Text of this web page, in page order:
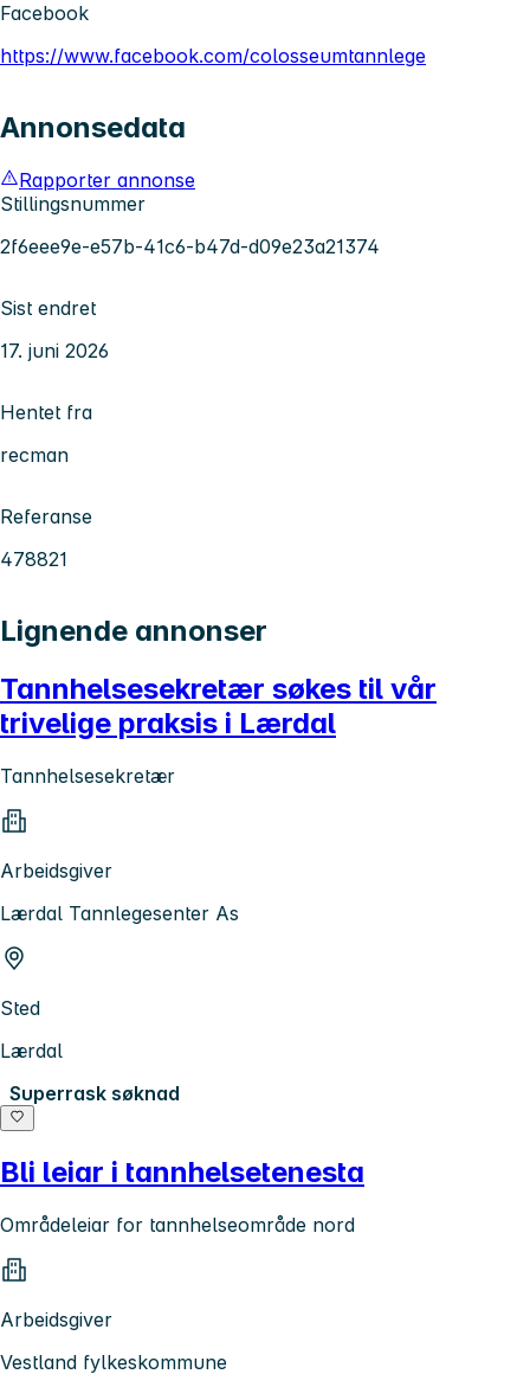
Facebook
https://www.facebook.com/colosseumtannlege
Annonsedata
Rapporter annonse
Stillingsnummer
2f6eee9e-e57b-41c6-b47d-d09e23a21374
Sist endret
17. juni 2026
Hentet fra
recman
Referanse
478821
Lignende annonser
Tannhelsesekretær søkes til vår
trivelige praksis i Lærdal
Tannhelsesekretær
Arbeidsgiver
Lærdal Tannlegesenter As
Sted
Lærdal
Superrask søknad
Bli leiar i tannhelsetenesta
Områdeleiar for tannhelseområde nord
Arbeidsgiver
Vestland fylkeskommune